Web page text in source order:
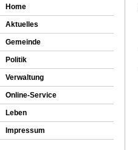
Home
Aktuelles
Gemeinde
Politik
Verwaltung
Online-Service
Leben
Impressum